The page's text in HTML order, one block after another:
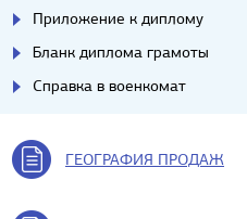
Приложение к диплому
Бланк диплома грамоты
Справка в военкомат
ГЕОГРАФИЯ ПРОДАЖ